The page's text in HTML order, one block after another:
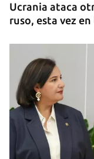
Ucrania ataca
ruso, esta vez en